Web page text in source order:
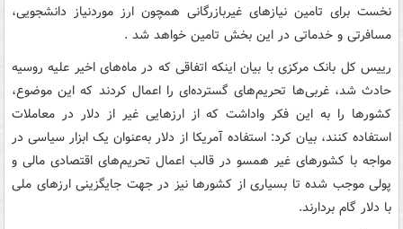
نخست برای تامین نیازهای غیربازرگانی همچون ارز موردنیاز دانشجویی،
مسافرتی و خدماتی در این بخش تامین خواهد شد .
رییس کل بانک مرکزی با بیان اینکه اتفاقی که در ماه‌های اخیر علیه روسیه
حادث شد، غربی‌ها تحریم‌های گسترده‌ای را اعمال کردند که این موضوع،
کشورها را به این فکر واداشت که از ارزهایی غیر از دلار در معاملات
استفاده کنند، بیان کرد: استفاده آمریکا از دلار به‌عنوان یک ابزار سیاسی در
مواجه با کشورهای غیر همسو در قالب اعمال تحریم‌های اقتصادی مالی و
پولی موجب شده تا بسیاری از کشورها نیز در جهت جایگزینی ارزهای ملی
با دلار گام بردارند.